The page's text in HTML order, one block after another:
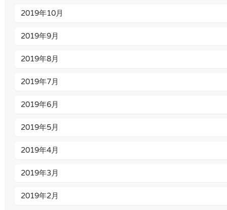
2019年10月
2019年9月
2019年8月
2019年7月
2019年6月
2019年5月
2019年4月
2019年3月
2019年2月